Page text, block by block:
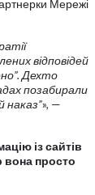
Мережі
відповідей
Дехто
позабирали
наказ”», —
із сайтів
вона просто